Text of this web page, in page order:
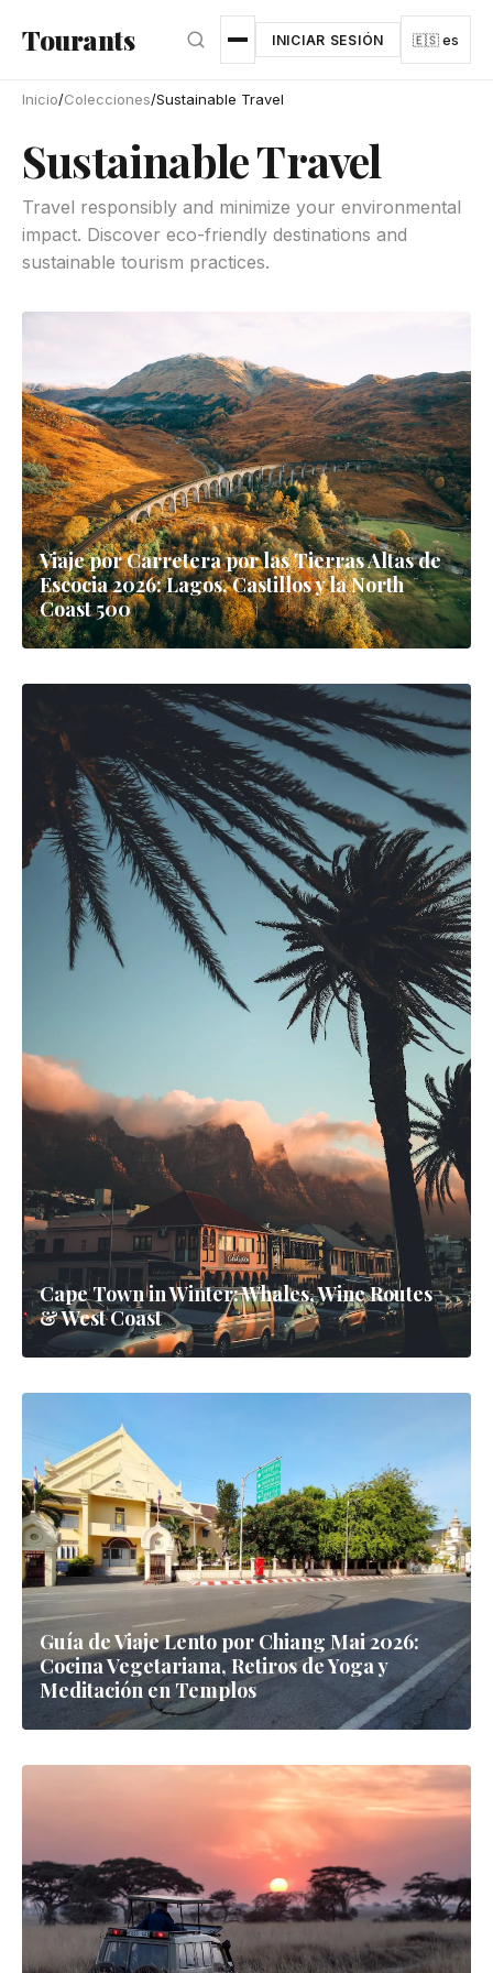
Tourants INICIAR SESIÓN 🇪🇸 es
Inicio/Colecciones/Sustainable Travel
Sustainable Travel
Travel responsibly and minimize your environmental
impact. Discover eco-friendly destinations and
sustainable tourism practices.
Viaje por Carretera por las Tierras Altas de
Escocia 2026: Lagos, Castillos y la North
Coast 500
Cape Town in Winter: Whales, Wine Routes
& West Coast
Guía de Viaje Lento por Chiang Mai 2026:
Cocina Vegetariana, Retiros de Yoga y
Meditación en Templos